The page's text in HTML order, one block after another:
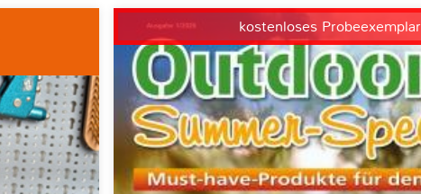
kostenloses Probeexemplar